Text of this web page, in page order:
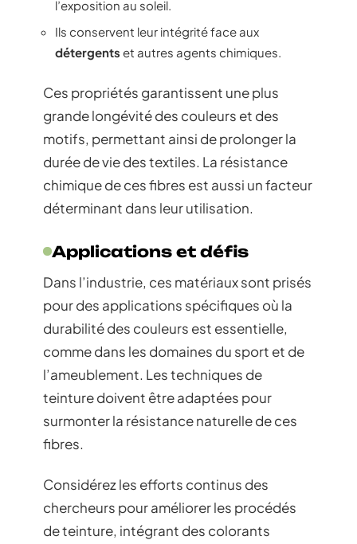
l’exposition au soleil.
Ils conservent leur intégrité face aux
détergents et autres agents chimiques.
Ces propriétés garantissent une plus
grande longévité des couleurs et des
motifs, permettant ainsi de prolonger la
durée de vie des textiles. La résistance
chimique de ces fibres est aussi un facteur
déterminant dans leur utilisation.
Applications et défis
Dans l’industrie, ces matériaux sont prisés
pour des applications spécifiques où la
durabilité des couleurs est essentielle,
comme dans les domaines du sport et de
l’ameublement. Les techniques de
teinture doivent être adaptées pour
surmonter la résistance naturelle de ces
fibres.
Considérez les efforts continus des
chercheurs pour améliorer les procédés
de teinture, intégrant des colorants